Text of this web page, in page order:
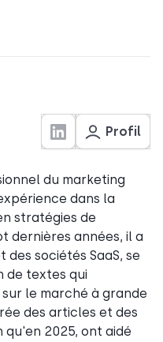
Profil
du marketing
dans la
stratégies de
dernières années, il a
sociétés SaaS, se
de textes qui
le marché à grande
des articles et des
2025, ont aidé